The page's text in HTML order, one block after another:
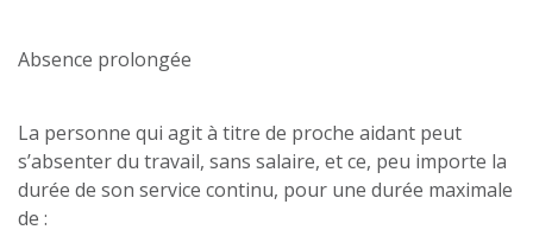
Absence prolongée
La personne qui agit à titre de proche aidant peut
s’absenter du travail, sans salaire, et ce, peu importe la
durée de son service continu, pour une durée maximale
de :